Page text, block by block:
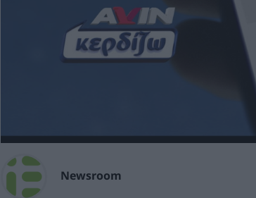
Newsroom